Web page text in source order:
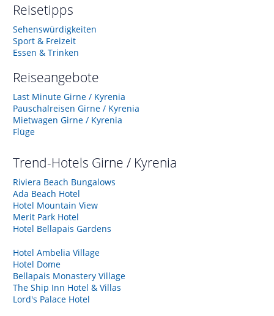
Reisetipps
Sehenswürdigkeiten
Sport & Freizeit
Essen & Trinken
Reiseangebote
Last Minute Girne / Kyrenia
Pauschalreisen Girne / Kyrenia
Mietwagen Girne / Kyrenia
Flüge
Trend-Hotels Girne / Kyrenia
Riviera Beach Bungalows
Ada Beach Hotel
Hotel Mountain View
Merit Park Hotel
Hotel Bellapais Gardens
Hotel Ambelia Village
Hotel Dome
Bellapais Monastery Village
The Ship Inn Hotel & Villas
Lord's Palace Hotel